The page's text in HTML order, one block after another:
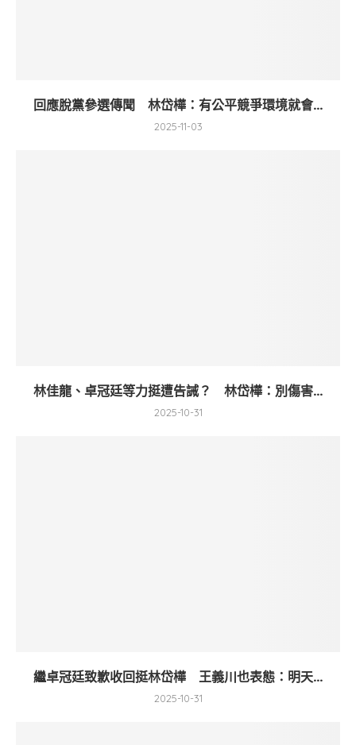
回應脫黨參選傳聞 林岱樺：有公平競爭環境就會...
2025-11-03
林佳龍、卓冠廷等力挺遭告誡？ 林岱樺：別傷害...
2025-10-31
繼卓冠廷致歉收回挺林岱樺 王義川也表態：明天...
2025-10-31